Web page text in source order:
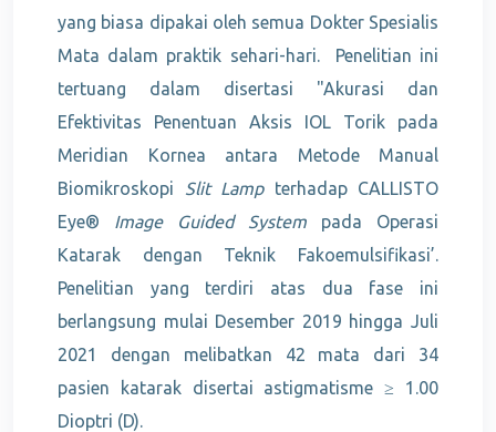
yang biasa dipakai oleh semua Dokter Spesialis
Mata dalam praktik sehari-hari. Penelitian ini
tertuang dalam disertasi "Akurasi dan
Efektivitas Penentuan Aksis IOL Torik pada
Meridian Kornea antara Metode Manual
Biomikroskopi Slit Lampterhadap CALLISTO
Eye® Image Guided System pada Operasi
Katarak dengan Teknik Fakoemulsifikasi’.
Penelitian yang terdiri atas dua fase ini
berlangsung mulai Desember 2019 hingga Juli
2021 dengan melibatkan 42 mata dari 34
pasien katarak disertai astigmatisme ≥ 1.00
Dioptri (D).